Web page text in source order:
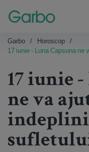
Garbo
Horoscop
17 iunie - Luna Capsuna ne
17 iunie
ne va